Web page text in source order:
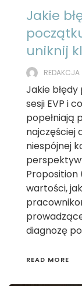
Jakie
uniknij
REDAKCJA
Jakie
sesji EVP i
popełniają
najczęściej
niespójnej
Proposition
wartości,
diagnozę
READ MORE